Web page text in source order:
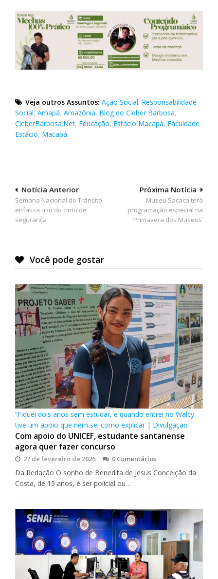
Veja outros Assuntos: Ação Social. Responsabilidade
Social,Amapá,Amazônia, Blog do Cleber Barbosa,
CleberBarbosa.Net, Educação, Estácio Macapá, Faculdade
Estácio, Macapá
Navegação
de
Post
Próxima Notícia
Museu Sacaca terá
programação especial na
‘Primavera dos Museus’
Notícia Anterior
Semana Nacional do Trânsito
enfatiza uso do cinto de
segurança
Você pode gostar
“Fiquei dois anos sem estudar, e quando entrei no Walcy
tive um apoio que nem sei como explicar | Divulgação
Com apoio do UNICEF, estudante santanense
agora quer fazer concurso
27 de fevereiro de 2026 0 Comentários
Da Redação O sonho de Benedita de Jesus Conceição da
Costa, de 15 anos, é ser policial ou…